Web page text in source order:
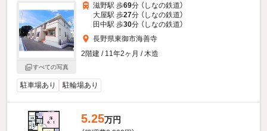
すべての写真
滋野駅 歩69分 （しなの鉄道）
大屋駅 歩27分 （しなの鉄道）
田中駅 歩30分 （しなの鉄道）
長野県東御市海善寺
2階建 / 11年2ヶ月 / 木造
駐車場あり 駐輪場あり
5.25万円